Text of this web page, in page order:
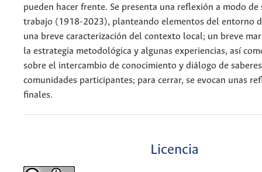
pueden hacer frente. Se presenta una reflexión a modo de
trabajo (1918-2023), planteando elementos del entorno
una breve caracterización del contexto local; un breve
la estrategia metodológica y algunas experiencias, así
sobre el intercambio de conocimiento y diálogo de
comunidades participantes; para cerrar, se evocan unas
finales.
Licencia